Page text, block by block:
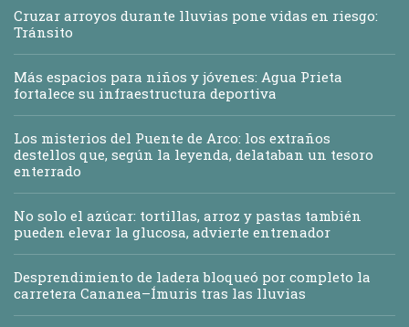
Cruzar arroyos durante lluvias pone vidas en riesgo:
Tránsito
Más espacios para niños y jóvenes: Agua Prieta
fortalece su infraestructura deportiva
Los misterios del Puente de Arco: los extraños
destellos que, según la leyenda, delataban un tesoro
enterrado
No solo el azúcar: tortillas, arroz y pastas también
pueden elevar la glucosa, advierte entrenador
Desprendimiento de ladera bloqueó por completo la
carretera Cananea–Ímuris tras las lluvias